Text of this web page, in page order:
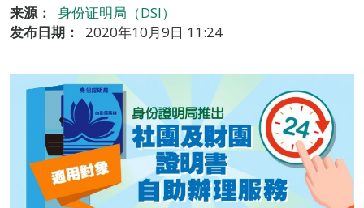
来源：
身份证明局（DSI）
发布日期：
2020年10月9日 11:24